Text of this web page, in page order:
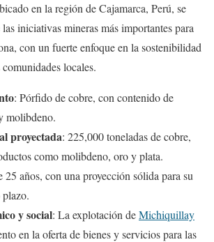
en la región de Cajamarca, Perú, se
iniciativas mineras más importantes para
con un fuerte enfoque en la sostenibilidad
locales.
: Pórfido de cobre, con contenido de
molibdeno.
proyectada: 225,000 toneladas de cobre,
como molibdeno, oro y plata.
25 años, con una proyección sólida para su
y social: La explotación deMichiquillay
en la oferta de bienes y servicios para las